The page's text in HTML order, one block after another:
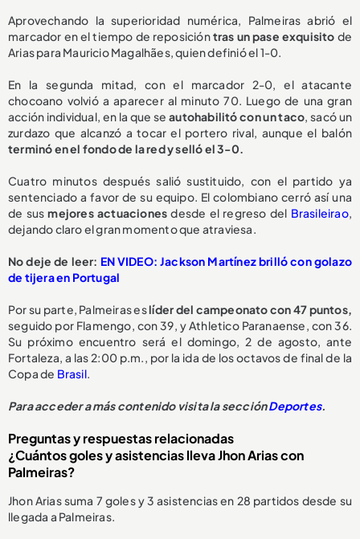
Aprovechando la superioridad numérica, Palmeiras abrió el
marcador en el tiempo de reposicióntras un pase exquisito de
Arias para Mauricio Magalhães, quien definió el 1-0.
En la segunda mitad, con el marcador 2-0, el atacante
chocoano volvió a aparecer al minuto 70. Luego de una gran
acción individual, en la que seautohabilitó con un taco, sacó un
zurdazo que alcanzó a tocar el portero rival, aunque el balón
terminó en el fondo de la red y selló el 3-0.
Cuatro minutos después salió sustituido, con el partido ya
sentenciado a favor de su equipo. El colombiano cerró así una
de susmejores actuaciones desde el regreso del Brasileirao,
dejando claro el gran momento que atraviesa.
No deje de leer: EN VIDEO: Jackson Martínez brilló con golazo
de tijera en Portugal
Por su parte, Palmeiras eslíder del campeonato con 47 puntos,
seguido por Flamengo, con 39, y Athletico Paranaense, con 36.
Su próximo encuentro será el domingo, 2 de agosto, ante
Fortaleza, a las 2:00 p.m., por la ida de los octavos de final de la
Copa de Brasil.
Para acceder a más contenido visita la secciónDeportes.
Preguntas y respuestas relacionadas
¿Cuántos goles y asistencias lleva Jhon Arias con
Palmeiras?
Jhon Arias suma 7 goles y 3 asistencias en 28 partidos desde su
llegada a Palmeiras.